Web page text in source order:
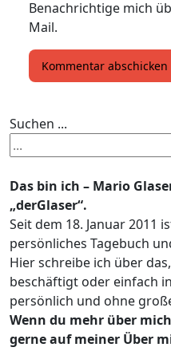
Benachrichtige mich
Mail.
Suchen ...
Das bin ich – Mario
„derGlaser“.
Seit dem 18. Januar 2011
persönliches Tagebuch
Hier schreibe ich über
beschäftigt oder einfach
persönlich und ohne
Wenn du mehr über
gerne auf meiner Über